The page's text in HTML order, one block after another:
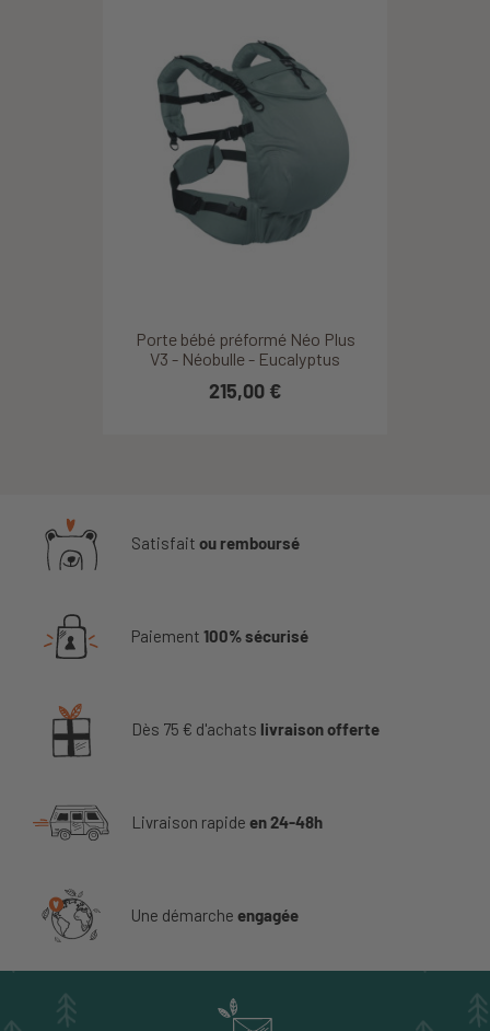
Porte bébé préformé Néo Plus
V3 - Néobulle - Eucalyptus
215,00 €
Satisfait ou remboursé
Paiement 100% sécurisé
Dès 75 € d'achats livraison offerte
Livraison rapide en 24-48h
Une démarche engagée